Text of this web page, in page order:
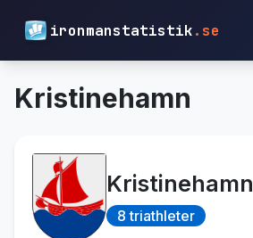
ironmanstatistik.se
Kristinehamn
Kristinehamn
8 triathleter